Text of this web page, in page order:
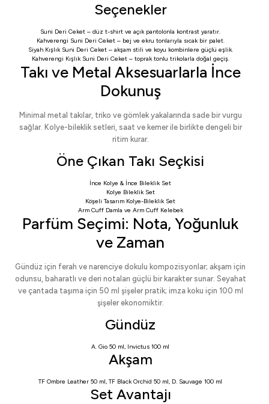
Seçenekler
Suni Deri Ceket – düz t-shirt ve açık pantolonla kontrast yaratır.
Kahverengi Suni Deri Ceket– bej ve ekru tonlarıyla sıcak bir palet.
Siyah Kışlık Suni Deri Ceket– akşam stili ve koyu kombinlere güçlü eşlik.
Kahverengi Kışlık Suni Deri Ceket– toprak tonlu trikolarla doğal geçiş.
Takı ve Metal Aksesuarlarla İnce
Dokunuş
Minimal metal takılar, triko ve gömlek yakalarında sade bir vurgu
sağlar. Kolye-bileklik setleri, saat ve kemer ile birlikte dengeli bir
ritim kurar.
Öne Çıkan Takı Seçkisi
İnce Kolye & İnce Bileklik Set
Kolye Bileklik Set
Köşeli Tasarım Kolye-Bileklik Set
Arm Cuff Damlave Arm Cuff Kelebek
Parfüm Seçimi: Nota, Yoğunluk
ve Zaman
Gündüz için ferah ve narenciye dokulu kompozisyonlar; akşam için
odunsu, baharatlı ve deri notaları güçlü bir karakter sunar. Seyahat
ve çantada taşıma için 50 ml şişeler pratik; imza koku için 100 ml
şişeler ekonomiktir.
Gündüz
A. Gio 50 ml, Invictus 100 ml
Akşam
TF Ombre Leather 50 ml,TF Black Orchid 50 ml, D. Sauvage 100 ml
Set Avantajı